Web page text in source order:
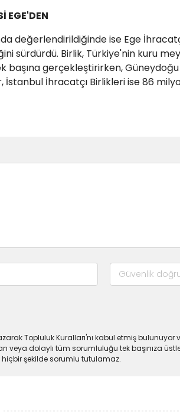
EGE'DEN
değerlendirildiğinde ise Ege
sürdürdü. Birlik, Türkiye'nin kuru
başına gerçekleştirirken,
İstanbul İhracatçı Birlikleri ise 86
Topluluk Kuralları'nı kabul etmiş bulunuyor
veya dolaylı tüm sorumluluğu tek başınıza
şekilde sorumlu tutulamaz.